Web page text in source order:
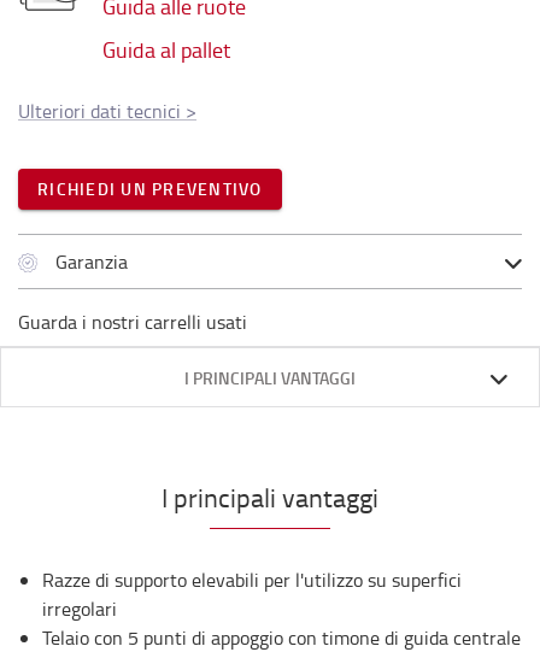
Guida alle ruote
Guida al pallet
Ulteriori dati tecnici >
RICHIEDI UN PREVENTIVO
Garanzia
Guarda i nostri carrelli usati
I PRINCIPALI VANTAGGI
I principali vantaggi
Razze di supporto elevabili per l'utilizzo su superfici
irregolari
Telaio con 5 punti di appoggio con timone di guida centrale